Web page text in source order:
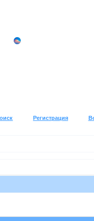
Регистрация